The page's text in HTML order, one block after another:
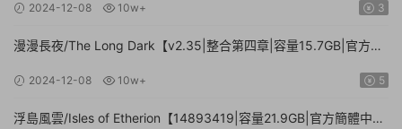
2024-12-08 10w+ 3
漫漫長夜/The Long Dark【v2.35|整合第四章|容量15.7GB|官方簡
2024-12-08 10w+ 5
浮島風雲/Isles of Etherion【14893419|容量21.9GB|官方簡體中